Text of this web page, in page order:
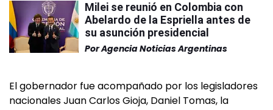
Milei se reunió en Colombia con
Abelardo de la Espriella antes de
su asunción presidencial
PorAgencia Noticias Argentinas
El gobernador fue acompañado por los legisladores
nacionales Juan Carlos Gioja, Daniel Tomas, la